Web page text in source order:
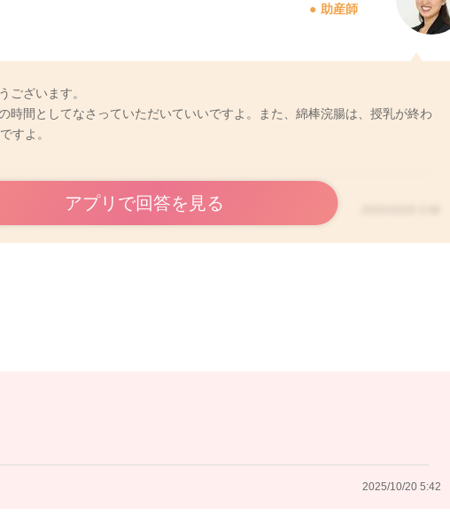
助産師
ございます。
時間としてなさっていただいていいですよ。また、綿棒浣腸は、授乳が終わ
すよ。
アプリで回答を見る
2025/10/20 5:42